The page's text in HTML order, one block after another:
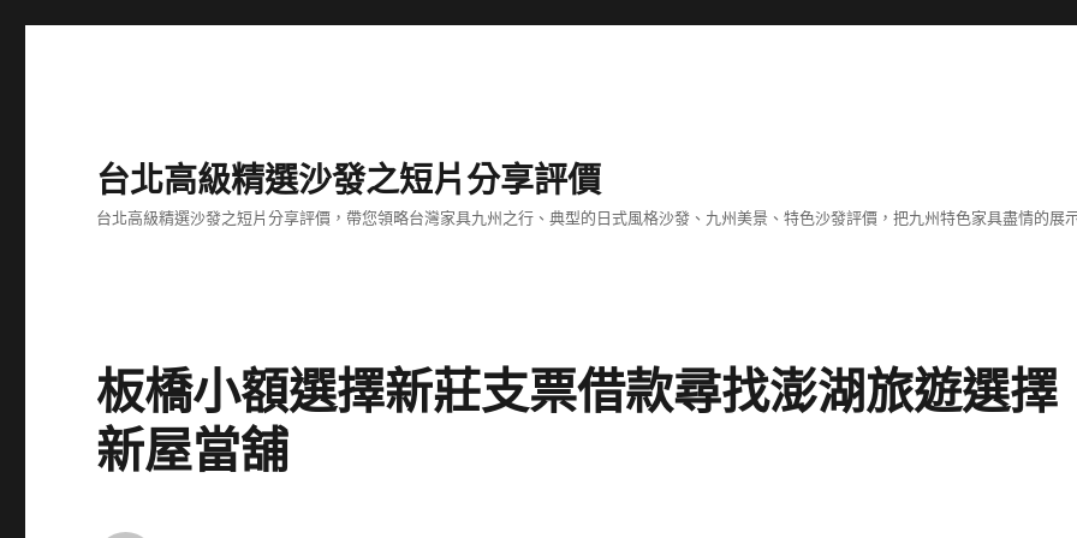
台北高級精選沙發之短片分享評價
台北高級精選沙發之短片分享評價，帶您領略台灣家具九州之行、典型的日式風格沙發、九州美景、特色沙發評價，把九州特色家具盡情的展
板橋小額選擇新莊支票借款尋找澎湖旅遊選擇
新屋當舖